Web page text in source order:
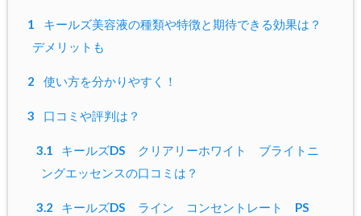
1
キールズ美容液の種類や特徴と期待できる効果は？
デメリットも
2 使い方を分かりやすく！
3 口コミや評判は？
3.1
キールズDS クリアリーホワイト ブライトニ
ングエッセンスの口コミは？
3.2
キールズDS ライン コンセントレート PS